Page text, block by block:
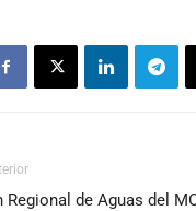
Regional de Aguas del